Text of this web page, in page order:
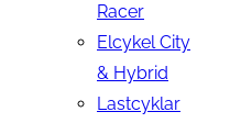
Racer
Elcykel City
& Hybrid
Lastcyklar